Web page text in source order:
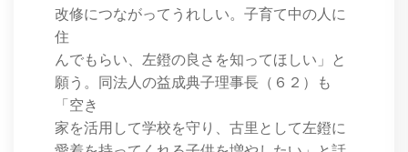
改修につながってうれしい。子育て中の人に
住
んでもらい、左鐙の良さを知ってほしい」と
願う。同法人の益成典子理事長（６２）も
「空き
家を活用して学校を守り、古里として左鐙に